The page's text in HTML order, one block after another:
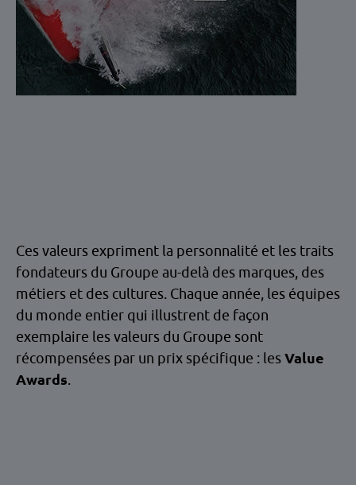
Ces valeurs expriment la personnalité et les traits
fondateurs du Groupe au-delà des marques, des
métiers et des cultures. Chaque année, les équipes
du monde entier qui illustrent de façon
exemplaire les valeurs du Groupe sont
récompensées par un prix spécifique : les Value
Awards